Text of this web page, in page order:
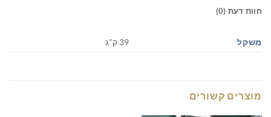
חוות דעת (0)
משקל 39 ק"ג
מוצרים קשורים